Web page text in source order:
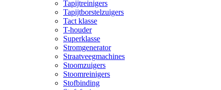
Tapijtreinigers
Tapijtborstelzuigers
Tact klasse
T-houder
Superklasse
Stromgenerator
Straatveegmachines
Stoomzuigers
Stoomreinigers
Stofbinding